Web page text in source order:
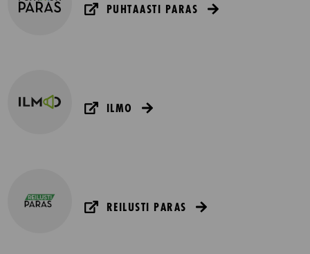
PUHTAASTI PARAS
ILMO
REILUSTI PARAS